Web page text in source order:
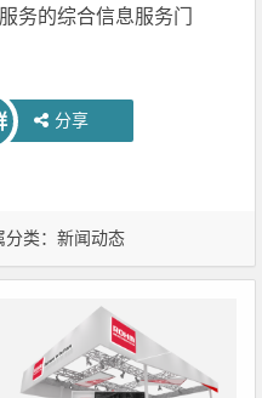
务的综合信息服务门
分享
分类：新闻动态